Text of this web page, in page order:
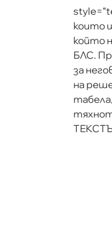
които
който
БЛС.
за
на